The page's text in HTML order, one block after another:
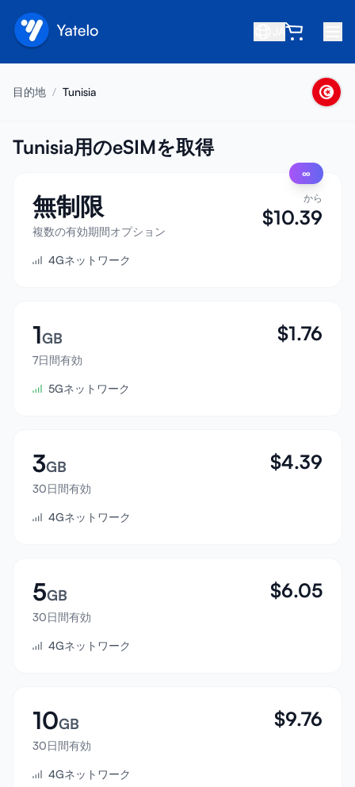
会社概要
友達を紹介
アフィリエイトになる
ヘルプセンター
デバイス互換性
サインイン
目的地 / Tunisia
Tunisia用のeSIMを取得
∞
無制限
複数の有効期間オプション
から
$10.39
4Gネットワーク
1GB
7日間有効
$1.76
5Gネットワーク
3GB
30日間有効
$4.39
4Gネットワーク
5GB
30日間有効
$6.05
4Gネットワーク
10GB
30日間有効
$9.76
4Gネットワーク